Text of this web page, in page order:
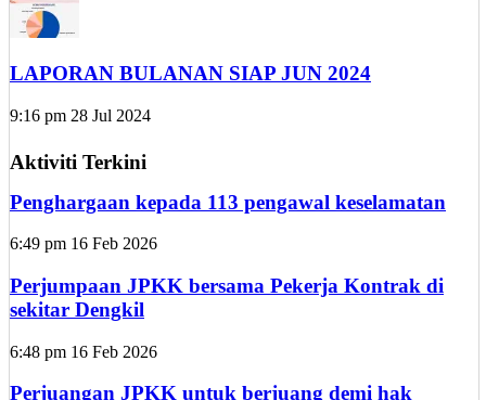
LAPORAN BULANAN SIAP JUN 2024
9:16 pm 28 Jul 2024
Aktiviti Terkini
Penghargaan kepada 113 pengawal keselamatan
6:49 pm 16 Feb 2026
Perjumpaan JPKK bersama Pekerja Kontrak di
sekitar Dengkil
6:48 pm 16 Feb 2026
Perjuangan JPKK untuk berjuang demi hak